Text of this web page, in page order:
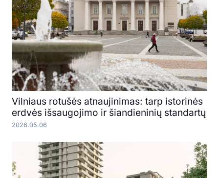
Vilniaus rotušės atnaujinimas: tarp istorinės
erdvės išsaugojimo ir šiandieninių standartų
2026.05.06